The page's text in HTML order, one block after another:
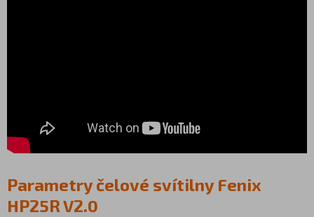
Parametry čelové svítilny Fenix
HP25R V2.0